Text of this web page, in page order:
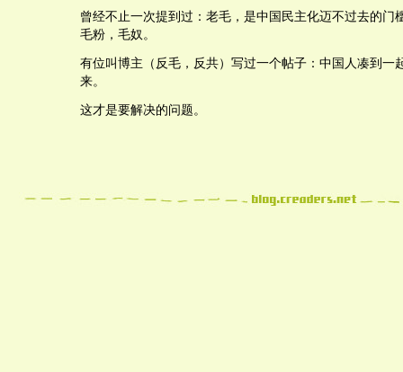
曾经不止一次提到过：老毛，是中国民主化迈不过去的门
毛粉，毛奴。
有位叫博主（反毛，反共）写过一个帖子：中国人凑到一
来。
这才是要解决的问题。